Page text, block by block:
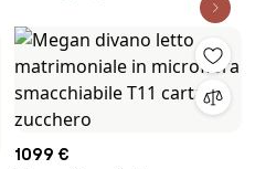
1099 €